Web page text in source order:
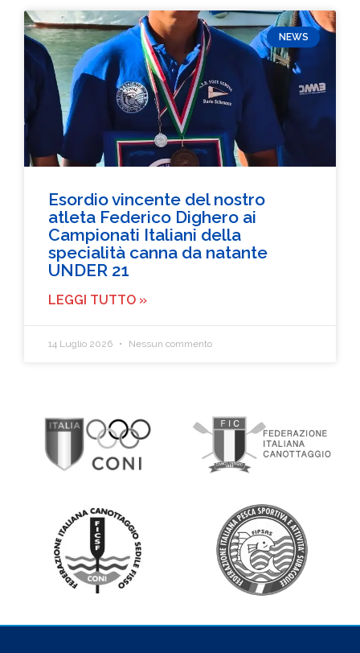
NEWS
Esordio vincente del nostro
atleta Federico Dighero ai
Campionati Italiani della
specialità canna da natante
UNDER 21
LEGGI TUTTO »
14 Luglio 2026 Nessun commento